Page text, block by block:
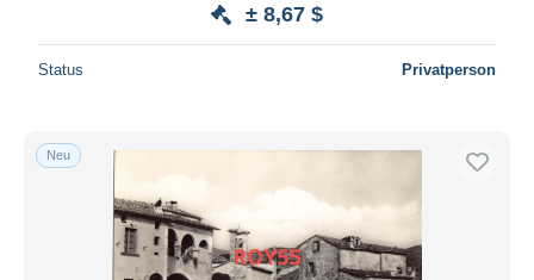
± 8,67 $
Status Privatperson
Neu